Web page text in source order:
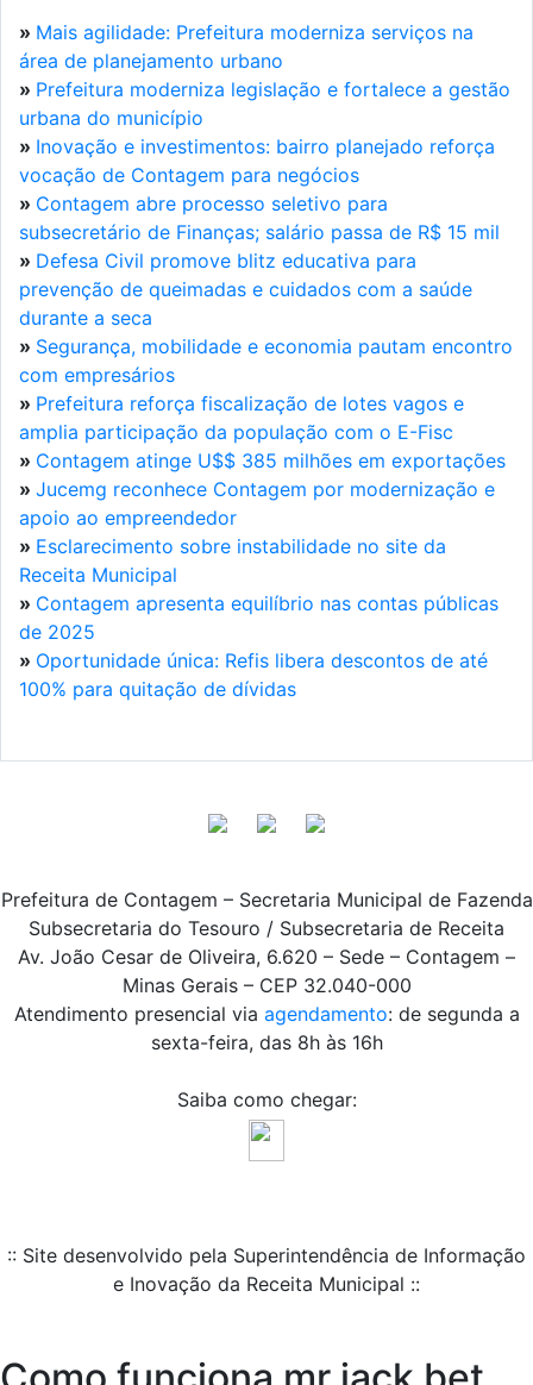
» Mais agilidade: Prefeitura moderniza serviços na
área de planejamento urbano
» Prefeitura moderniza legislação e fortalece a gestão
urbana do município
» Inovação e investimentos: bairro planejado reforça
vocação de Contagem para negócios
» Contagem abre processo seletivo para
subsecretário de Finanças; salário passa de R$ 15 mil
» Defesa Civil promove blitz educativa para
prevenção de queimadas e cuidados com a saúde
durante a seca
» Segurança, mobilidade e economia pautam encontro
com empresários
» Prefeitura reforça fiscalização de lotes vagos e
amplia participação da população com o E-Fisc
» Contagem atinge U$$ 385 milhões em exportações
» Jucemg reconhece Contagem por modernização e
apoio ao empreendedor
» Esclarecimento sobre instabilidade no site da
Receita Municipal
» Contagem apresenta equilíbrio nas contas públicas
de 2025
» Oportunidade única: Refis libera descontos de até
100% para quitação de dívidas
Prefeitura de Contagem – Secretaria Municipal de Fazenda
Subsecretaria do Tesouro / Subsecretaria de Receita
Av. João Cesar de Oliveira, 6.620 – Sede – Contagem –
Minas Gerais – CEP 32.040-000
Atendimento presencial via agendamento: de segunda a
sexta-feira, das 8h às 16h
Saiba como chegar:
:: Site desenvolvido pela Superintendência de Informação
e Inovação da Receita Municipal ::